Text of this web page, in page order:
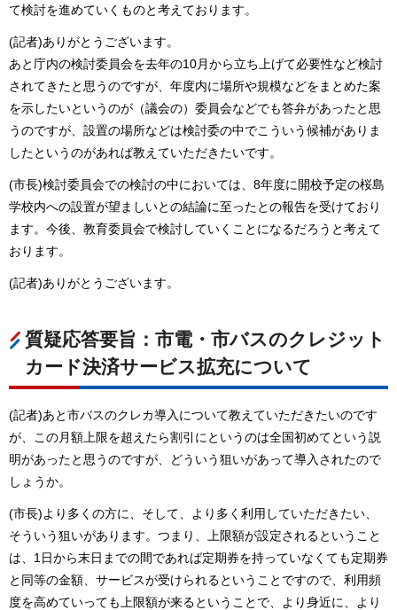
て検討を進めていくものと考えております。
(記者)ありがとうございます。
あと庁内の検討委員会を去年の10月から立ち上げて必要性など検討
されてきたと思うのですが、年度内に場所や規模などをまとめた案
を示したいというのが（議会の）委員会などでも答弁があったと思
うのですが、設置の場所などは検討委の中でこういう候補がありま
したというのがあれば教えていただきたいです。
(市長)検討委員会での検討の中においては、8年度に開校予定の桜島
学校内への設置が望ましいとの結論に至ったとの報告を受けており
ます。今後、教育委員会で検討していくことになるだろうと考えて
おります。
(記者)ありがとうございます。
質疑応答要旨：市電・市バスのクレジット
カード決済サービス拡充について
(記者)あと市バスのクレカ導入について教えていただきたいのです
が、この月額上限を超えたら割引にというのは全国初めてという説
明があったと思うのですが、どういう狙いがあって導入されたので
しょうか。
(市長)より多くの方に、そして、より多く利用していただきたい、
そういう狙いがあります。つまり、上限額が設定されるということ
は、1日から末日までの間であれば定期券を持っていなくても定期券
と同等の金額、サービスが受けられるということですので、利用頻
度を高めていっても上限額が来るということで、より身近に、より